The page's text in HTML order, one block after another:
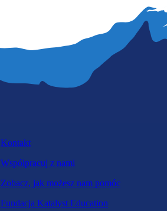
Kontakt
Współpracuj z nami
Zobacz, jak możesz nam pomóc
Fundacja Katalyst Education